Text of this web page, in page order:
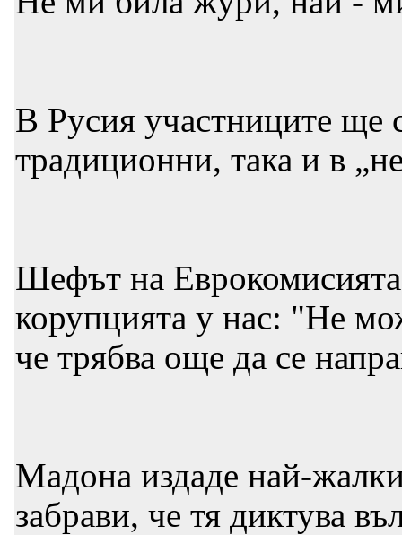
В Русия участниците ще
традиционни, така и в
Шефът на Еврокомисията
корупцията у нас: "Не
че трябва още да се
Мадона издаде най-
забрави, че тя диктува